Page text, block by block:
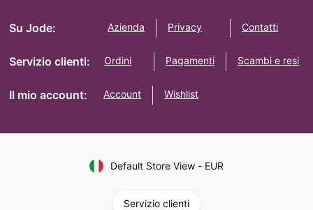
Su Jode: Azienda Privacy Contatti
Servizio clienti: Ordini Pagamenti Scambi e resi
Il mio account: Account Wishlist
Default Store View- EUR
Servizio clienti